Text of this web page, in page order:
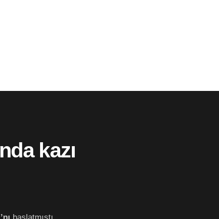
kazı
başlatmıştı.